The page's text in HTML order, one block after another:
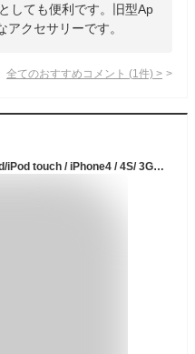
しても便利です。旧型Ap
クセサリーです。
全てのおすすめコメント (1 件) >
オーディオファン Dockケーブル iPad/iPod touch / iPhone4 / 4S/ 3GS / 3G対応 充電・データ転送 2m ホワイト 2本